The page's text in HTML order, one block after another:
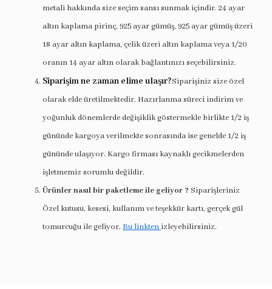
metali hakkında size seçim sansı sunmak içindir. 24 ayar
altın kaplama pirinç, 925 ayar gümüş, 925 ayar gümüş üzeri
18 ayar altın kaplama, çelik üzeri altın kaplama veya 1/20
oranın 14 ayar altın olarak bağlantınızı seçebilirsiniz.
Siparişim ne zaman elime ulaşır?Siparişiniz size özel
olarak elde üretilmektedir. Hazırlanma süreci indirim ve
yoğunluk dönemlerde değişiklik göstermekle birlikte 1/2 iş
gününde kargoya verilmekte sonrasında ise genelde 1/2 iş
gününde ulaşıyor. Kargo firması kaynaklı gecikmelerden
işletmemiz sorumlu değildir.
Ürünler nasıl bir paketleme ile geliyor ? Siparişleriniz
Özel kutusu, kesesi, kullanım ve teşekkür kartı, gerçek gül
tomurcuğu ile geliyor. Bu linkten izleyebilirsiniz.